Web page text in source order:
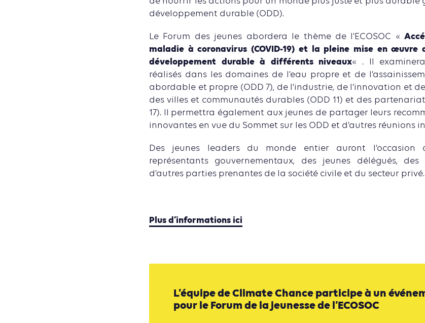
développement durable (ODD).
Le Forum des jeunes abordera le thème de l’ECOSOC «
maladie à coronavirus (COVID-19) et la pleine mise en œuvre
développement durable à différents niveaux« . Il
réalisés dans les domaines de l’eau propre et de
abordable et propre (ODD 7), de l’industrie, de l’innovation et
des villes et communautés durables (ODD 11) et des
17). Il permettra également aux jeunes de partager leurs
innovantes en vue du Sommet sur les ODD et d’autres réunions
Des jeunes leaders du monde entier auront l’occasion
représentants gouvernementaux, des jeunes délégués,
d’autres parties prenantes de la société civile et du secteur privé.
Plus d’informations ici
L’équipe de Climate Chance participe à un
pour le Forum de la jeunesse de l’ECOSOC